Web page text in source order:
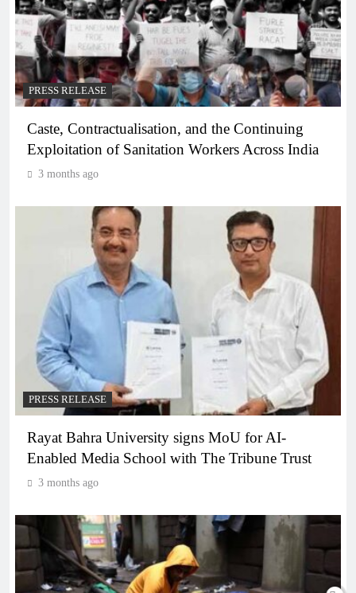
PRESS RELEASE
Caste, Contractualisation, and the Continuing
Exploitation of Sanitation Workers Across India
3 months ago
PRESS RELEASE
Rayat Bahra University signs MoU for AI-
Enabled Media School with The Tribune Trust
3 months ago